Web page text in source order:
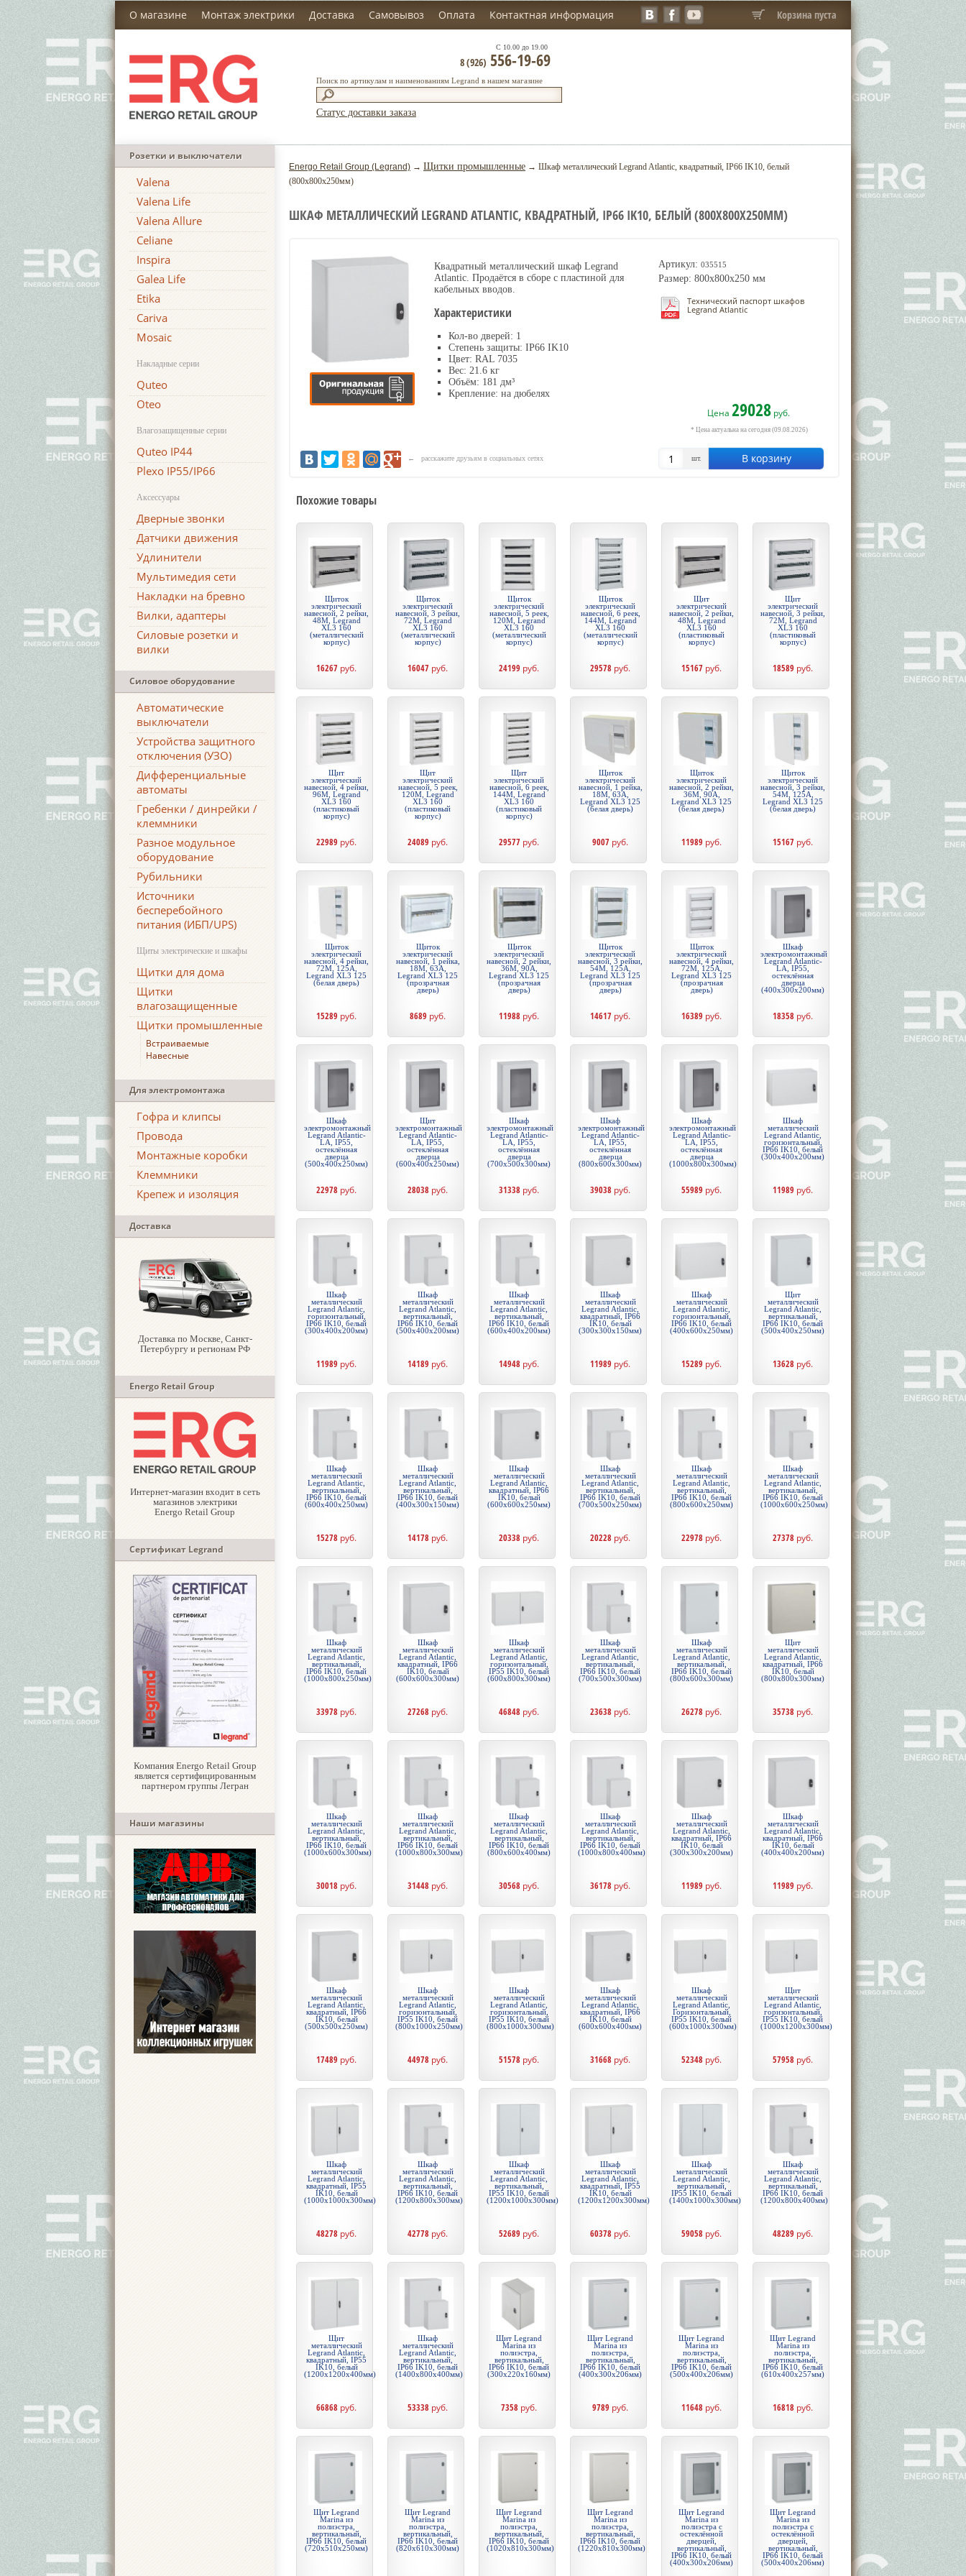
О магазине Монтаж электрики Доставка Самовывоз Оплата Контактная информация Корзина пуста
Поиск по артикулам и наименованиям Legrand в нашем магазине
С 10.00 до 19.00
8 (926) 556-19-69
Статус доставки заказа
Розетки и выключатели
Valena
Valena Life
Valena Allure
Celiane
Inspira
Galea Life
Etika
Cariva
Mosaic
Накладные серии
Quteo
Oteo
Влагозащищенные серии
Quteo IP44
Plexo IP55/IP66
Аксессуары
Дверные звонки
Датчики движения
Удлинители
Мультимедия сети
Накладки на бревно
Вилки, адаптеры
Силовые розетки и
вилки
Силовое оборудование
Автоматические
выключатели
Устройства защитного
отключения (УЗО)
Дифференциальные
автоматы
Гребенки / динрейки /
клеммники
Разное модульное
оборудование
Рубильники
Источники
бесперебойного
питания (ИБП/UPS)
Щиты электрические и шкафы
Щитки для дома
Щитки
влагозащищенные
Щитки промышленные
Встраиваемые
Навесные
Для электромонтажа
Гофра и клипсы
Провода
Монтажные коробки
Клеммники
Крепеж и изоляция
Доставка
Доставка по Москве, Санкт-
Петербургу и регионам РФ
Energo Retail Group
Интернет-магазин входит в сеть
магазинов электрики
Energo Retail Group
Сертификат Legrand
Компания Energo Retail Group
является сертифицированным
партнером группы Легран
Наши магазины
Energo Retail Group (Legrand) → Щитки промышленные → Шкаф металлический Legrand Atlantic, квадратный, IP66 IK10, белый
(800x800x250мм)
ШКАФ МЕТАЛЛИЧЕСКИЙ LEGRAND ATLANTIC, КВАДРАТНЫЙ, IP66 IK10, БЕЛЫЙ (800X800X250ММ)
Артикул: 035515
Размер: 800x800x250 мм
Технический паспорт шкафов
Legrand Atlantic
Цена 29028руб.
* Цена актуальна на сегодня (09.08.2026)
шт. В корзину
Квадратный металлический шкаф Legrand
Atlantic. Продаётся в сборе с пластиной для
кабельных вводов.
Характеристики
Кол-во дверей: 1
Степень защиты: IP66 IK10
Цвет: RAL 7035
Вес: 21.6 кг
Объём: 181 дм³
Крепление: на дюбелях
← расскажите друзьям в социальных сетях
Похожие товары
Щиток
электрический
навесной, 2 рейки,
48М, Legrand
XL3 160
(металлический
корпус)
16267 руб.
Щиток
электрический
навесной, 3 рейки,
72М, Legrand
XL3 160
(металлический
корпус)
16047 руб.
Щиток
электрический
навесной, 5 реек,
120М, Legrand
XL3 160
(металлический
корпус)
24199 руб.
Щиток
электрический
навесной, 6 реек,
144М, Legrand
XL3 160
(металлический
корпус)
29578 руб.
Щит
электрический
навесной, 2 рейки,
48М, Legrand
XL3 160
(пластиковый
корпус)
15167 руб.
Щит
электрический
навесной, 3 рейки,
72М, Legrand
XL3 160
(пластиковый
корпус)
18589 руб.
Щит
электрический
навесной, 4 рейки,
96М, Legrand
XL3 160
(пластиковый
корпус)
22989 руб.
Щит
электрический
навесной, 5 реек,
120М, Legrand
XL3 160
(пластиковый
корпус)
24089 руб.
Щит
электрический
навесной, 6 реек,
144М, Legrand
XL3 160
(пластиковый
корпус)
29577 руб.
Щиток
электрический
навесной, 1 рейка,
18М, 63А,
Legrand XL3 125
(белая дверь)
9007 руб.
Щиток
электрический
навесной, 2 рейки,
36М, 90А,
Legrand XL3 125
(белая дверь)
11989 руб.
Щиток
электрический
навесной, 3 рейки,
54М, 125А,
Legrand XL3 125
(белая дверь)
15167 руб.
Щиток
электрический
навесной, 4 рейки,
72М, 125А,
Legrand XL3 125
(белая дверь)
15289 руб.
Щиток
электрический
навесной, 1 рейка,
18М, 63А,
Legrand XL3 125
(прозрачная
дверь)
8689 руб.
Щиток
электрический
навесной, 2 рейки,
36М, 90А,
Legrand XL3 125
(прозрачная
дверь)
11988 руб.
Щиток
электрический
навесной, 3 рейки,
54М, 125А,
Legrand XL3 125
(прозрачная
дверь)
14617 руб.
Щиток
электрический
навесной, 4 рейки,
72М, 125А,
Legrand XL3 125
(прозрачная
дверь)
16389 руб.
Шкаф
электромонтажный
Legrand Atlantic-
LA, IP55,
остеклённая
дверца
(400х300х200мм)
18358 руб.
Шкаф
электромонтажный
Legrand Atlantic-
LA, IP55,
остеклённая
дверца
(500х400х250мм)
22978 руб.
Щит
электромонтажный
Legrand Atlantic-
LA, IP55,
остеклённая
дверца
(600х400х250мм)
28038 руб.
Шкаф
электромонтажный
Legrand Atlantic-
LA, IP55,
остеклённая
дверца
(700х500х300мм)
31338 руб.
Шкаф
электромонтажный
Legrand Atlantic-
LA, IP55,
остеклённая
дверца
(800х600х300мм)
39038 руб.
Шкаф
электромонтажный
Legrand Atlantic-
LA, IP55,
остеклённая
дверца
(1000х800х300мм)
55989 руб.
Шкаф
металлический
Legrand Atlantic,
горизонтальный,
IP66 IK10, белый
(300x400x200мм)
11989 руб.
Шкаф
металлический
Legrand Atlantic,
горизонтальный,
IP66 IK10, белый
(300x400x200мм)
11989 руб.
Шкаф
металлический
Legrand Atlantic,
вертикальный,
IP66 IK10, белый
(500x400x200мм)
14189 руб.
Шкаф
металлический
Legrand Atlantic,
вертикальный,
IP66 IK10, белый
(600x400x200мм)
14948 руб.
Шкаф
металлический
Legrand Atlantic,
квадратный, IP66
IK10, белый
(300x300x150мм)
11989 руб.
Шкаф
металлический
Legrand Atlantic,
горизонтальный,
IP66 IK10, белый
(400x600x250мм)
15289 руб.
Щит
металлический
Legrand Atlantic,
вертикальный,
IP66 IK10, белый
(500x400x250мм)
13628 руб.
Шкаф
металлический
Legrand Atlantic,
вертикальный,
IP66 IK10, белый
(600x400x250мм)
15278 руб.
Шкаф
металлический
Legrand Atlantic,
вертикальный,
IP66 IK10, белый
(400x300x150мм)
14178 руб.
Шкаф
металлический
Legrand Atlantic,
квадратный, IP66
IK10, белый
(600x600x250мм)
20338 руб.
Шкаф
металлический
Legrand Atlantic,
вертикальный,
IP66 IK10, белый
(700x500x250мм)
20228 руб.
Шкаф
металлический
Legrand Atlantic,
вертикальный,
IP66 IK10, белый
(800x600x250мм)
22978 руб.
Шкаф
металлический
Legrand Atlantic,
вертикальный,
IP66 IK10, белый
(1000x600x250мм)
27378 руб.
Шкаф
металлический
Legrand Atlantic,
вертикальный,
IP66 IK10, белый
(1000x800x250мм)
33978 руб.
Шкаф
металлический
Legrand Atlantic,
квадратный, IP66
IK10, белый
(600x600x300мм)
27268 руб.
Шкаф
металлический
Legrand Atlantic,
горизонтальный,
IP55 IK10, белый
(600x800x300мм)
46848 руб.
Шкаф
металлический
Legrand Atlantic,
вертикальный,
IP66 IK10, белый
(700x500x300мм)
23638 руб.
Шкаф
металлический
Legrand Atlantic,
вертикальный,
IP66 IK10, белый
(800x600x300мм)
26278 руб.
Щит
металлический
Legrand Atlantic,
квадратный, IP66
IK10, белый
(800x800x300мм)
35738 руб.
Шкаф
металлический
Legrand Atlantic,
вертикальный,
IP66 IK10, белый
(1000x600x300мм)
30018 руб.
Шкаф
металлический
Legrand Atlantic,
вертикальный,
IP66 IK10, белый
(1000x800x300мм)
31448 руб.
Шкаф
металлический
Legrand Atlantic,
вертикальный,
IP66 IK10, белый
(800x600x400мм)
30568 руб.
Шкаф
металлический
Legrand Atlantic,
вертикальный,
IP66 IK10, белый
(1000x800x400мм)
36178 руб.
Шкаф
металлический
Legrand Atlantic,
квадратный, IP66
IK10, белый
(300x300x200мм)
11989 руб.
Шкаф
металлический
Legrand Atlantic,
квадратный, IP66
IK10, белый
(400x400x200мм)
11989 руб.
Шкаф
металлический
Legrand Atlantic,
квадратный, IP66
IK10, белый
(500x500x250мм)
17489 руб.
Шкаф
металлический
Legrand Atlantic,
горизонтальный,
IP55 IK10, белый
(800x1000x250мм)
44978 руб.
Шкаф
металлический
Legrand Atlantic,
горизонтальный,
IP55 IK10, белый
(800x1000x300мм)
51578 руб.
Шкаф
металлический
Legrand Atlantic,
квадратный, IP66
IK10, белый
(600x600x400мм)
31668 руб.
Шкаф
металлический
Legrand Atlantic,
Горизонтальный,
IP55 IK10, белый
(600x1000x300мм)
52348 руб.
Щит
металлический
Legrand Atlantic,
горизонтальный,
IP55 IK10, белый
(1000x1200x300мм)
57958 руб.
Шкаф
металлический
Legrand Atlantic,
квадратный, IP55
IK10, белый
(1000x1000x300мм)
48278 руб.
Шкаф
металлический
Legrand Atlantic,
вертикальный,
IP66 IK10, белый
(1200x800x300мм)
42778 руб.
Шкаф
металлический
Legrand Atlantic,
вертикальный,
IP55 IK10, белый
(1200x1000x300мм)
52689 руб.
Шкаф
металлический
Legrand Atlantic,
квадратный, IP55
IK10, белый
(1200x1200x300мм)
60378 руб.
Шкаф
металлический
Legrand Atlantic,
вертикальный,
IP55 IK10, белый
(1400x1000x300мм)
59058 руб.
Шкаф
металлический
Legrand Atlantic,
вертикальный,
IP66 IK10, белый
(1200x800x400мм)
48289 руб.
Щит
металлический
Legrand Atlantic,
квадратный, IP55
IK10, белый
(1200x1200x400мм)
66868 руб.
Шкаф
металлический
Legrand Atlantic,
вертикальный,
IP66 IK10, белый
(1400x800x400мм)
53338 руб.
Щит Legrand
Marina из
полиэстра,
вертикальный,
IP66 IK10, белый
(300x220x160мм)
7358 руб.
Щит Legrand
Marina из
полиэстра,
вертикальный,
IP66 IK10, белый
(400x300x206мм)
9789 руб.
Щит Legrand
Marina из
полиэстра,
вертикальный,
IP66 IK10, белый
(500x400x206мм)
11648 руб.
Щит Legrand
Marina из
полиэстра,
вертикальный,
IP66 IK10, белый
(610x400x257мм)
16818 руб.
Щит Legrand
Marina из
полиэстра,
вертикальный,
IP66 IK10, белый
(720x510x250мм)
Щит Legrand
Marina из
полиэстра,
вертикальный,
IP66 IK10, белый
(820x610x300мм)
Щит Legrand
Marina из
полиэстра,
вертикальный,
IP66 IK10, белый
(1020x810x300мм)
Щит Legrand
Marina из
полиэстра,
вертикальный,
IP66 IK10, белый
(1220x810x300мм)
Щит Legrand
Marina из
полиэстра с
остеклённой
дверцей,
вертикальный,
IP66 IK10, белый
(400x300x206мм)
Щит Legrand
Marina из
полиэстра с
остеклённой
дверцей,
вертикальный,
IP66 IK10, белый
(500x400x206мм)